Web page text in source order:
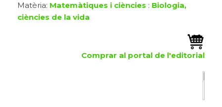
Matèria: Matemàtiques i ciències : Biologia,
ciències de la vida
Comprar al portal de l'editorial